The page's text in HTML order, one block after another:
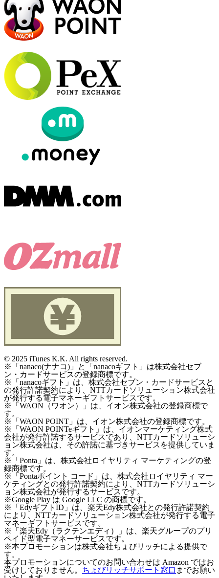
© 2025 iTunes K.K. All rights reserved.
※「nanaco(ナナコ)」と「nanacoギフト」は株式会社セブ
ン・カードサービスの登録商標です。
※「nanacoギフト」は、株式会社セブン・カードサービスと
の発行許諾契約により、NTTカードソリューション株式会社
が発行する電子マネーギフトサービスです。
※「WAON（ワオン）」は、イオン株式会社の登録商標で
す。
※「WAON POINT」は、イオン株式会社の登録商標です。
※「WAON POINTeギフト」は、イオンマーケティング株式
会社が発行許諾するサービスであり、NTTカードソリューシ
ョン株式会社は、その許諾に基づきサービスを提供していま
す。
※「Ponta」は、株式会社ロイヤリティ マーケティングの登
録商標です。
※「Pontaポイント コード」は、株式会社ロイヤリティ マー
ケティングとの発行許諾契約により、NTTカードソリューシ
ョン株式会社が発行するサービスです。
※Google Play は Google LLC の商標です。
※「EdyギフトID」は、楽天Edy株式会社との発行許諾契約
により、NTTカードソリューション株式会社が発行する電子
マネーギフトサービスです。
※「楽天Edy（ラクテンエディ）」は、楽天グループのプリ
ペイド型電子マネーサービスです。
※本プロモーションは株式会社ちょびリッチによる提供で
す。
本プロモーションについてのお問い合わせは Amazon ではお
受けしておりません。 ちょびリッチサポート窓口 までお願い